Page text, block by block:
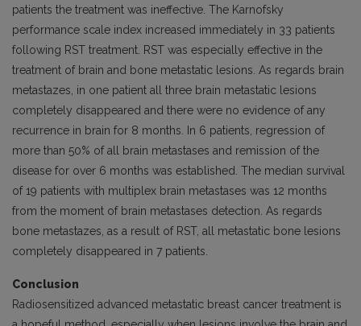
patients the treatment was ineffective. The Karnofsky
performance scale index increased immediately in 33 patients
following RST treatment. RST was especially effective in the
treatment of brain and bone metastatic lesions. As regards brain
metastazes, in one patient all three brain metastatic lesions
completely disappeared and there were no evidence of any
recurrence in brain for 8 months. In 6 patients, regression of
more than 50% of all brain metastases and remission of the
disease for over 6 months was established. The median survival
of 19 patients with multiplex brain metastases was 12 months
from the moment of brain metastases detection. As regards
bone metastazes, as a result of RST, all metastatic bone lesions
completely disappeared in 7 patients.
Conclusion
Radiosensitized advanced metastatic breast cancer treatment is